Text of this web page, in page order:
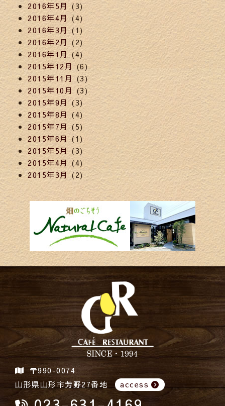
2016年5月 (3)
2016年4月(4)
2016年3月(1)
2016年2月 (2)
2016年1月 (4)
2015年12月 (6)
2015年11月(3)
2015年10月(3)
2015年9月 (3)
2015年8月(4)
2015年7月(5)
2015年6月(1)
2015年5月(3)
2015年4月 (4)
2015年3月 (2)
〒990-0074
山形県山形市芳野27番地
access